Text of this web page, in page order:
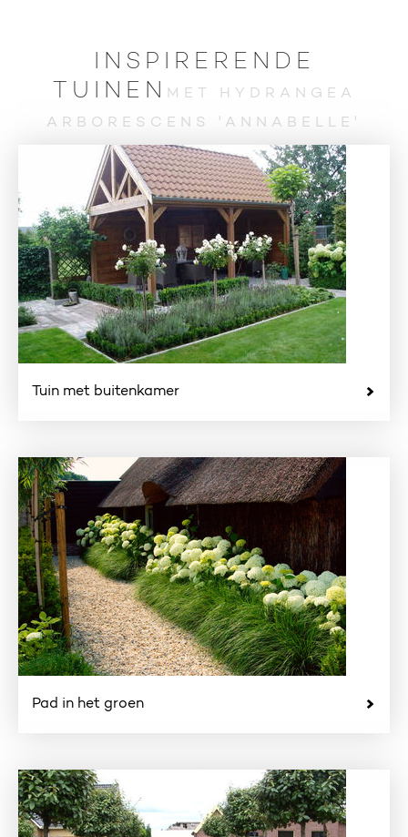
INSPIRERENDE
TUINEN
MET HYDRANGEA
ARBORESCENS 'ANNABELLE'
Tuin met buitenkamer
Pad in het groen